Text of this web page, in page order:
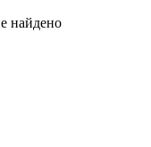
найдено